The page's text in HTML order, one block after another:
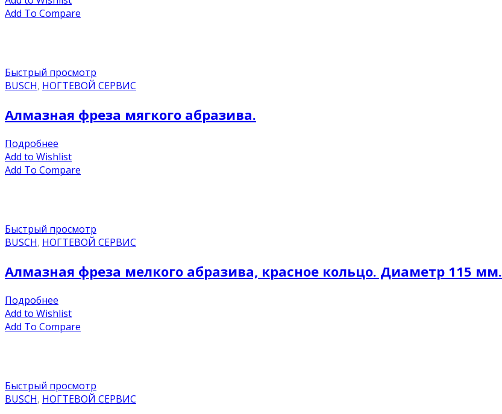
Add To Compare
Быстрый просмотр
BUSCH, НОГТЕВОЙ СЕРВИС
Алмазная фреза мягкого абразива.
Подробнее
Add to Wishlist
Add To Compare
Быстрый просмотр
BUSCH, НОГТЕВОЙ СЕРВИС
Алмазная фреза мелкого абразива, красное кольцо. Диаметр 115 мм.
Подробнее
Add to Wishlist
Add To Compare
Быстрый просмотр
BUSCH, НОГТЕВОЙ СЕРВИС